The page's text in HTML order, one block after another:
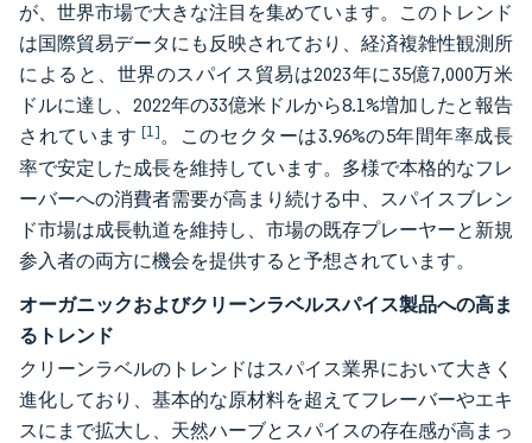
が、世界市場で大きな注目を集めています。このトレンド
は国際貿易データにも反映されており、経済複雑性観測所
によると、世界のスパイス貿易は2023年に35億7,000万米
ドルに達し、2022年の33億米ドルから8.1%増加したと報告
されています [1]。このセクターは3.96%の5年間年率成長
率で安定した成長を維持しています。多様で本格的なフレ
ーバーへの消費者需要が高まり続ける中、スパイスブレン
ド市場は成長軌道を維持し、市場の既存プレーヤーと新規
参入者の両方に機会を提供すると予想されています。
オーガニックおよびクリーンラベルスパイス製品への高ま
るトレンド
クリーンラベルのトレンドはスパイス業界において大きく
進化しており、基本的な原材料を超えてフレーバーやエキ
スにまで拡大し、天然ハーブとスパイスの存在感が高まっ